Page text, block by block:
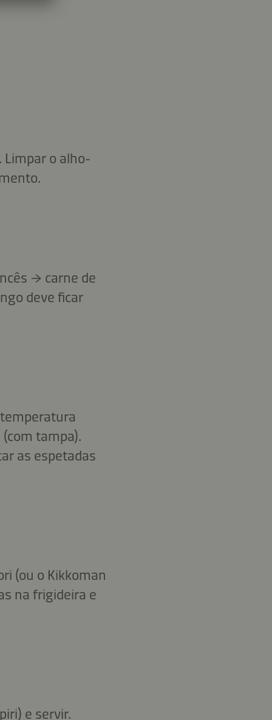
Limpar o alho-
→ carne de
deve ficar
tampa).
as espetadas
(ou o Kikkoman
na frigideira e
e servir.